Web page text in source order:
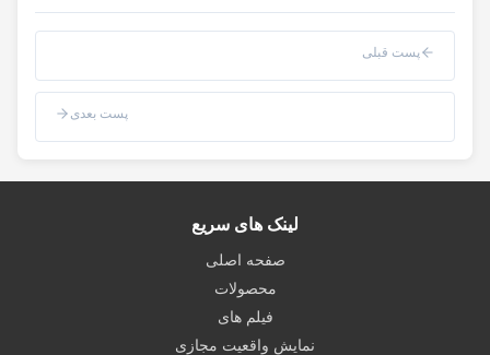
پست قبلی
پست بعدی
لینک های سریع
صفحه اصلی
محصولات
فیلم های
نمایش واقعیت مجازی